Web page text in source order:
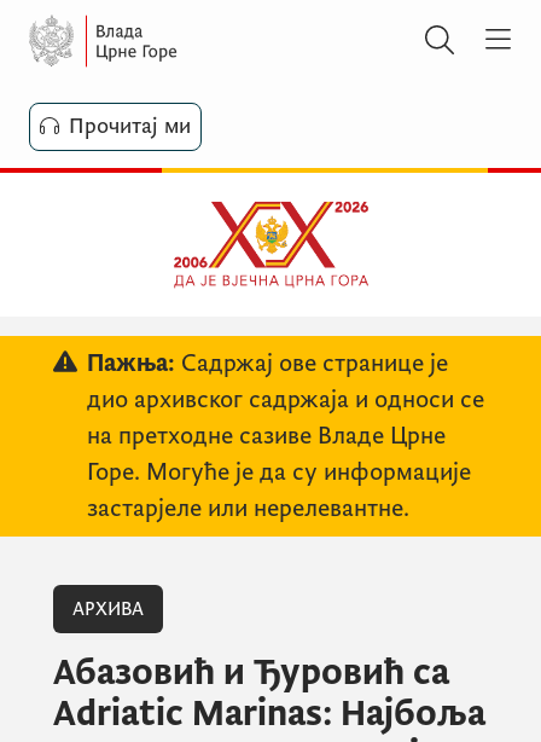
Прочитај ми
Пажња: Садржај ове странице је
дио архивског садржаја и односи се
на претходне сазиве Владе Црне
Горе. Могуће је да су информације
застарјеле или нерелевантне.
АРХИВА
Абазовић и Ђуровић са
Adriatic Marinas: Најбоља